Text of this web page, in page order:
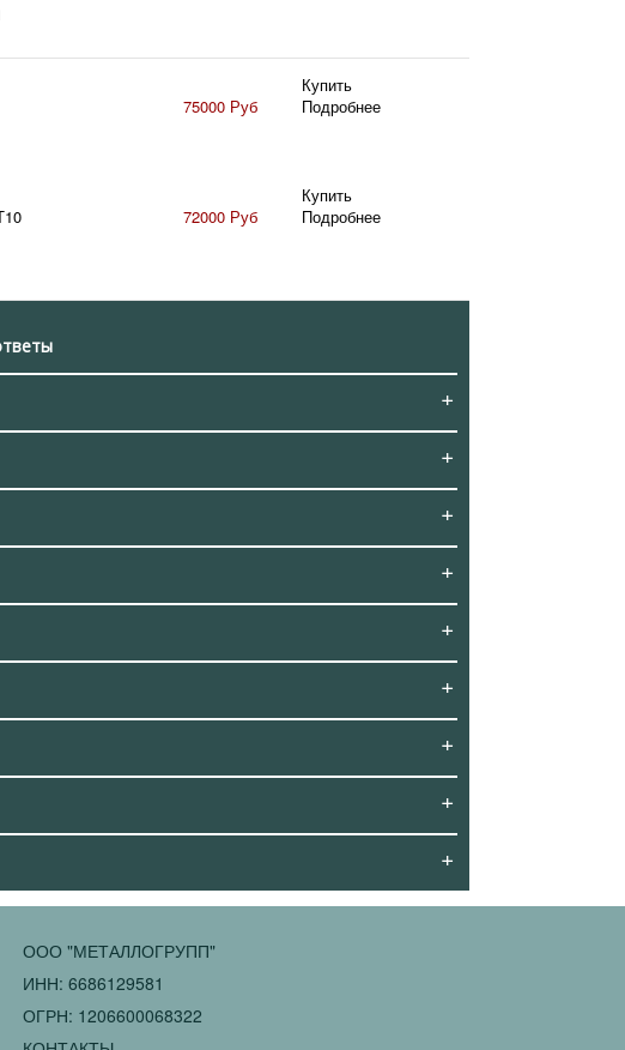
75000 Руб
Купить
Подробнее
72000 Руб
Купить
Подробнее
+
+
+
+
+
+
+
+
+
ООО "МЕТАЛЛОГРУПП"
ИНН: 6686129581
ОГРН: 1206600068322